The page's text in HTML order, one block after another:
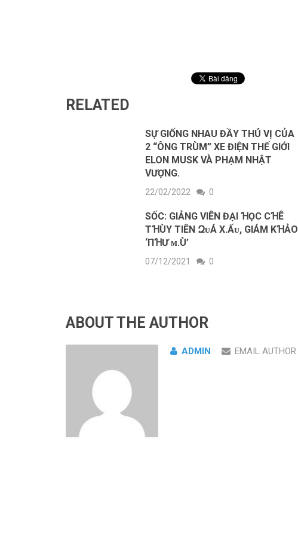
RELATED
SỰ GIỐNG NHAU ĐẦY THÚ VỊ CỦA
2 “ÔNG TRÙM” XE ĐIỆN THẾ GIỚI
ELON MUSK VÀ PHẠM NHẬT
VƯỢNG.
22/02/2022 0
SỐC: GIẢNG VIÊN ĐẠI ꞪỌC CꞪÊ
TꞪÙY TIÊN ԶᴜÁ Х.Ấᴜ, GIÁM KꞪẢO
‘ПꞪƯ ᴍ.Ù’
07/12/2021 0
ABOUT THE AUTHOR
ADMIN EMAIL AUTHOR